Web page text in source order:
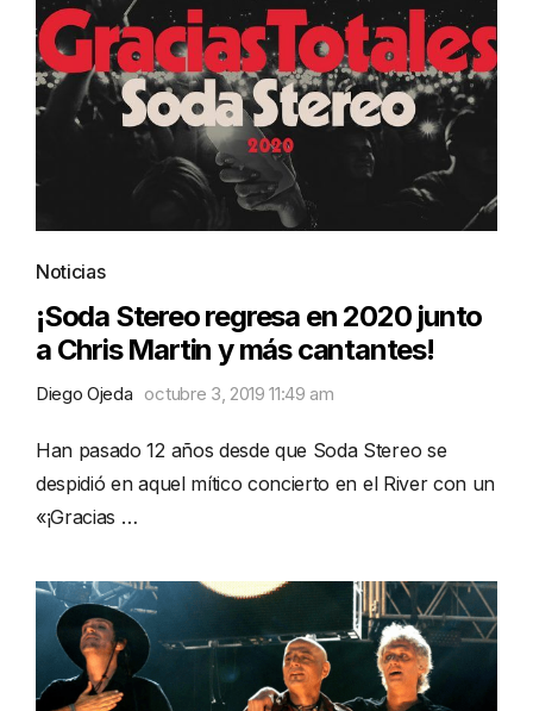
Noticias
¡Soda Stereo regresa en 2020 junto
a Chris Martin y más cantantes!
Diego Ojeda octubre 3, 2019 11:49 am
Han pasado 12 años desde que Soda Stereo se
despidió en aquel mítico concierto en el River con un
«¡Gracias …